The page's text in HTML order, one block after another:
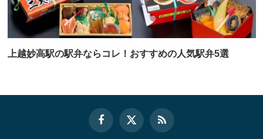
上越妙高駅の駅弁ならコレ！おすすめの人気駅弁5選
FacebookX
RSS